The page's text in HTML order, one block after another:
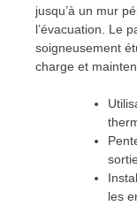
jusqu’à un mur
l’évacuation. Le
soigneusement
charge et
les